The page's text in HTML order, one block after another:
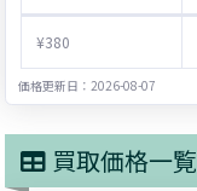
¥380
価格更新日：2026-08-07
買取価格一覧